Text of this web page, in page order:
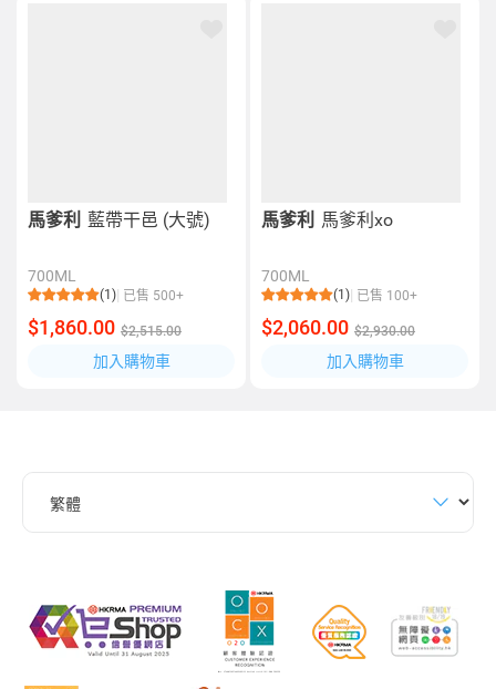
馬爹利 藍帶干邑 (大號)
700ML
(1) 已售 500+
$1,860.00 $2,515.00
加入購物車
馬爹利 馬爹利xo
700ML
(1) 已售 100+
$2,060.00 $2,930.00
加入購物車